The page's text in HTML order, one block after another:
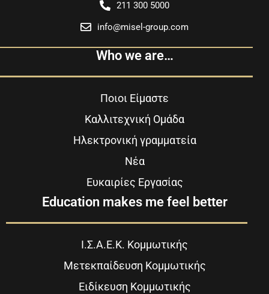
211 300 5000
info@misel-group.com
Who we are…
Ποιοι Είμαστε
Καλλιτεχνική Ομάδα
Ηλεκτρονική γραμματεία
Νέα
Ευκαιρίες Εργασίας
Education makes me feel better
Ι.Σ.Α.Ε.Κ. Κομμωτικής
Μετεκπαίδευση Κομμωτικής
Ειδίκευση Κομμωτικής